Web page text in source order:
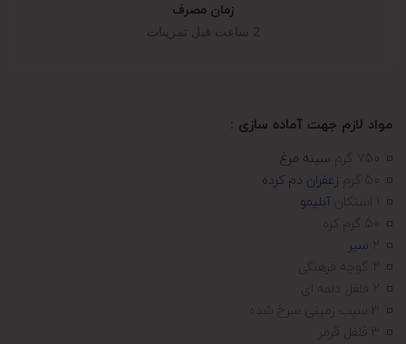
زمان مصرف
2 ساعت قبل تمرینات
مواد لازم جهت آماده سازی :
750 گرم
سینه مرغ
50 گرم
زعفران دم کرده
آبلیمو
50 گرم کره
2 سیر
2 گوجه فرهنگی
2 فلفل دلمه ای
3 سیب زمینی سرخ شده
3 فلفل قرمر